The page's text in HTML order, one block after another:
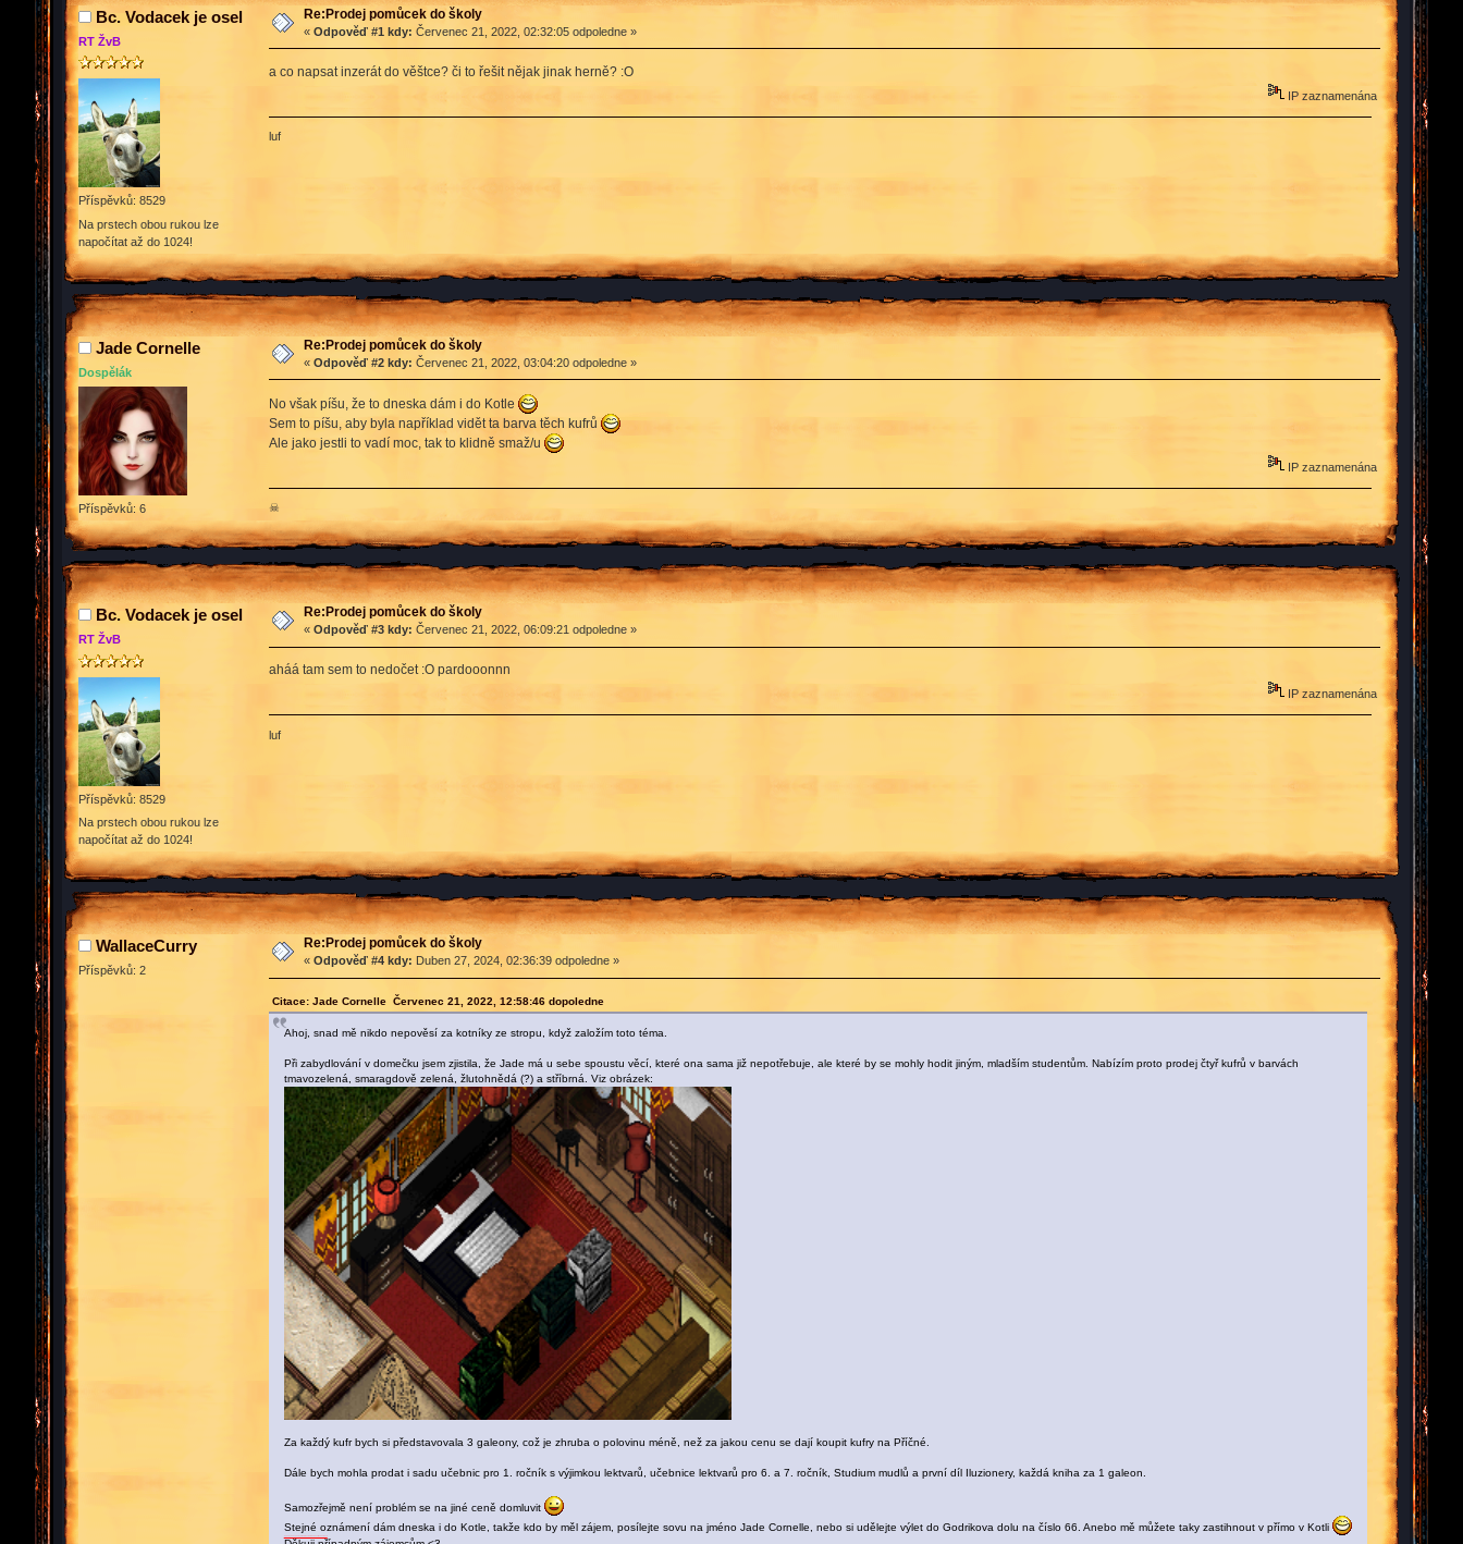
Bc. Vodacek je osel
RT ŽvB
Příspěvků: 8529
Na prstech obou rukou lze
napočítat až do 1024!
Re:Prodej pomůcek do školy
« Odpověď #1 kdy: Červenec 21, 2022, 02:32:05 odpoledne »
a co napsat inzerát do věštce? či to řešit nějak jinak herně? :O
IP zaznamenána
luf
Jade Cornelle
Dospělák
Příspěvků: 6
Re:Prodej pomůcek do školy
« Odpověď #2 kdy: Červenec 21, 2022, 03:04:20 odpoledne »
No však píšu, že to dneska dám i do Kotle
Sem to píšu, aby byla například vidět ta barva těch kufrů
Ale jako jestli to vadí moc, tak to klidně smaž/u
IP zaznamenána
☠
Bc. Vodacek je osel
RT ŽvB
Příspěvků: 8529
Na prstech obou rukou lze
napočítat až do 1024!
Re:Prodej pomůcek do školy
« Odpověď #3 kdy: Červenec 21, 2022, 06:09:21 odpoledne »
aháá tam sem to nedočet :O pardooonnn
IP zaznamenána
luf
WallaceCurry
Příspěvků: 2
Re:Prodej pomůcek do školy
« Odpověď #4 kdy: Duben 27, 2024, 02:36:39 odpoledne »
Citace: Jade Cornelle Červenec 21, 2022, 12:58:46 dopoledne
Ahoj, snad mě nikdo nepověsí za kotníky ze stropu, když založím toto téma.
Při zabydlování v domečku jsem zjistila, že Jade má u sebe spoustu věcí, které ona sama již nepotřebuje, ale které by se mohly hodit jiným, mladším studentům. Nabízím proto prodej čtyř kufrů v barvách
tmavozelená, smaragdově zelená, žlutohnědá (?) a stříbrná. Viz obrázek:
Za každý kufr bych si představovala 3 galeony, což je zhruba o polovinu méně, než za jakou cenu se dají koupit kufry na Příčné.
Dále bych mohla prodat i sadu učebnic pro 1. ročník s výjimkou lektvarů, učebnice lektvarů pro 6. a 7. ročník, Studium mudlů a první díl Iluzionery, každá kniha za 1 galeon.
Samozřejmě není problém se na jiné ceně domluvit
Stejné oznámení dám dneska i do Kotle, takže kdo by měl zájem, posílejte sovu na jméno Jade Cornelle, nebo si udělejte výlet do Godrikova dolu na číslo 66. Anebo mě můžete taky zastihnout v přímo v Kotli